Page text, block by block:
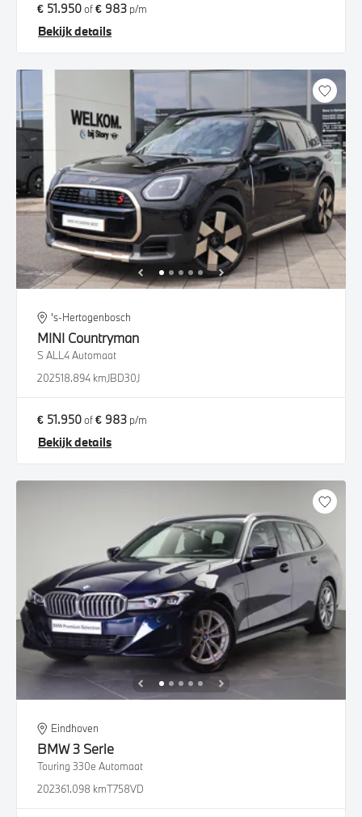
€ 51.950of€ 983 p/m
Bekijk details
's-Hertogenbosch
MINI Countryman
S ALL4 Automaat
202518.894 kmJBD30J
€ 51.950of€ 983 p/m
Bekijk details
Eindhoven
BMW3 Serie
Touring 330e Automaat
202361.098 kmT758VD